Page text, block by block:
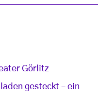
Görlitz
gesteckt – ein